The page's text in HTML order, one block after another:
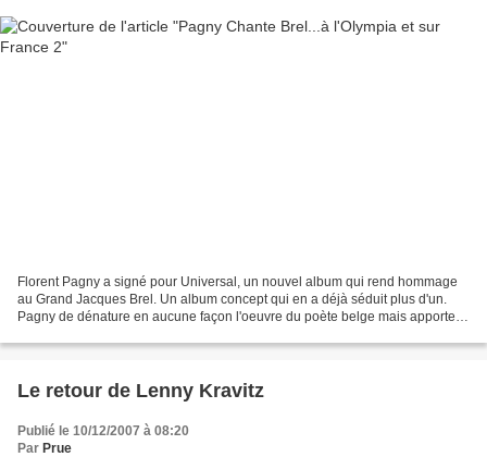
Florent Pagny a signé pour Universal, un nouvel album qui rend hommage
au Grand Jacques Brel. Un album concept qui en a déjà séduit plus d'un.
Pagny de dénature en aucune façon l'oeuvre du poète belge mais apporte
Le retour de Lenny Kravitz
Publié le 10/12/2007 à 08:20
Par Prue